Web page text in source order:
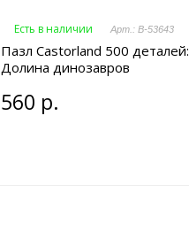
Есть в наличии Арт.: B-53643
Пазл Castorland 500 деталей:
Долина динозавров
560 р.